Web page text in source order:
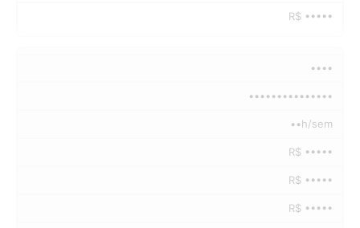
R$ •••••
••••
•••••••••••••••
••h/sem
R$ •••••
R$ •••••
R$ •••••